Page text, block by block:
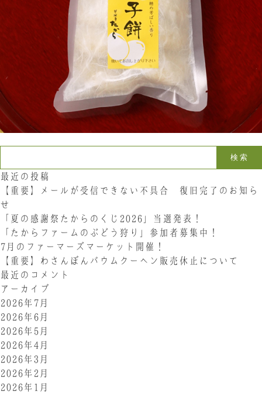
お問い合わせ
LINE Instagram Twitter
お問い合わせ
〒761-0101 香川県高松市春日町214
087-844-8801（受付時間 8:30〜17:30）
最近の投稿
【重要】メールが受信できない不具合 復旧完了のお知ら
せ
「夏の感謝祭たからのくじ2026」当選発表！
「たからファームのぶどう狩り」参加者募集中！
7月のファーマーズマーケット開催！
【重要】わさんぼんバウムクーヘン販売休止について
最近のコメント
アーカイブ
2026年7月
2026年6月
2026年5月
2026年4月
2026年3月
2026年2月
2026年1月